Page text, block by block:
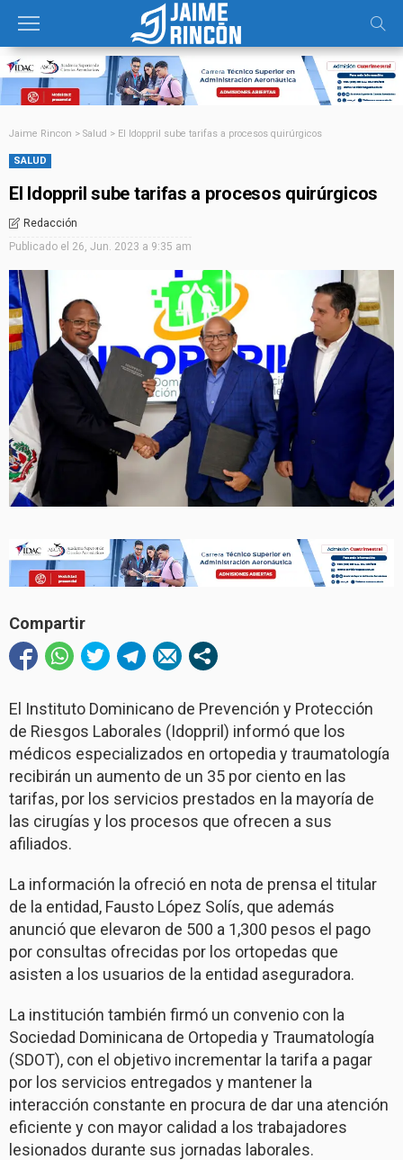
Jaime Rincon > Salud > El Idoppril sube tarifas a procesos quirúrgicos
SALUD
El Idoppril sube tarifas a procesos quirúrgicos
Redacción
Publicado el 26, Jun. 2023 a 9:35 am
Compartir
El Instituto Dominicano de Prevención y Protección
de Riesgos Laborales (Idoppril) informó que los
médicos especializados en ortopedia y traumatología
recibirán un aumento de un 35 por ciento en las
tarifas, por los servicios prestados en la mayoría de
las cirugías y los procesos que ofrecen a sus
afiliados.
La información la ofreció en nota de prensa el titular
de la entidad, Fausto López Solís, que además
anunció que elevaron de 500 a 1,300 pesos el pago
por consultas ofrecidas por los ortopedas que
asisten a los usuarios de la entidad aseguradora.
La institución también firmó un convenio con la
Sociedad Dominicana de Ortopedia y Traumatología
(SDOT), con el objetivo incrementar la tarifa a pagar
por los servicios entregados y mantener la
interacción constante en procura de dar una atención
eficiente y con mayor calidad a los trabajadores
lesionados durante sus jornadas laborales.